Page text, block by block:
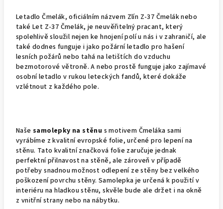
Letadlo Čmelák, oficiálním názvem Zlín Z-37 Čmelák nebo
také Let Z-37 Čmelák, je neuvěřitelný pracant, který
spolehlivě sloužil nejen ke hnojení polí u nás i v zahraničí, ale
také dodnes funguje i jako požární letadlo pro hašení
lesních požárů nebo tahá na letištích do vzduchu
bezmotorové větroně. A nebo prostě funguje jako zajímavé
osobní letadlo v rukou leteckých fandů, které dokáže
vzlétnout z každého pole.
Naše samolepky na stěnu s motivem Čmeláka sami
vyrábíme z kvalitní evropské folie, určené pro lepení na
stěnu. Tato kvalitní značková folie zaručuje jednak
perfektní přilnavost na stěně, ale zároveň v případě
potřeby snadnou možnost odlepení ze stěny bez velkého
poškození povrchu stěny. Samolepka je určená k použití v
interiéru na hladkou stěnu, skvěle bude ale držet i na okně
z vnitřní strany nebo na nábytku.